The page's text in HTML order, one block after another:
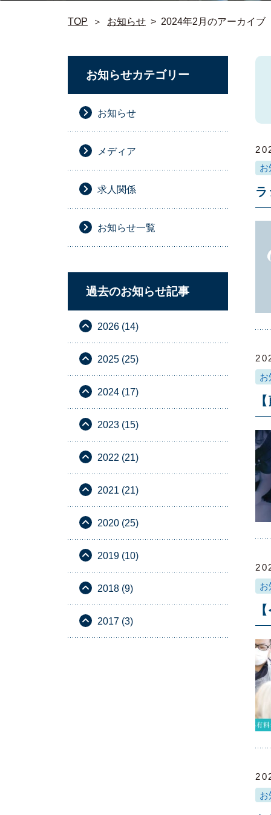
TOP ＞ お知らせ > 2024年2月のアーカイブ
お
お
お
お
お知らせカテゴリー
お知らせ
メディア
求人関係
お知らせ一覧
過去のお知らせ記事
2026 (14)
2025 (25)
2024 (17)
2023 (15)
2022 (21)
2021 (21)
2020 (25)
2019 (10)
2018 (9)
2017 (3)